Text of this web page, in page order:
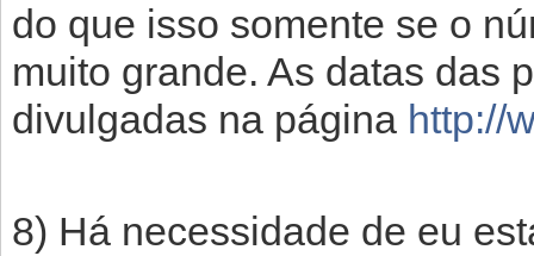
do que isso somente se o
muito grande. As datas das
divulgadas na página http://
8) Há necessidade de eu